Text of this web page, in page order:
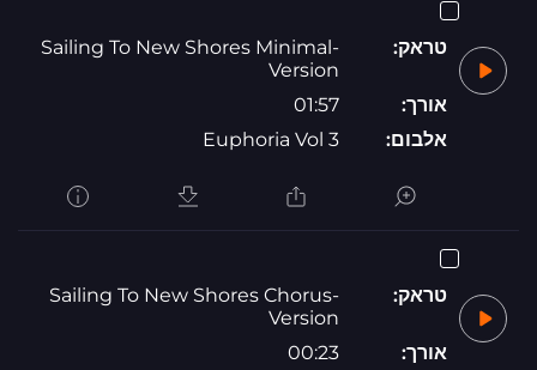
טראק:
Sailing To New Shores Minimal-
Version
אורך:
01:57
אלבום:
Euphoria Vol 3
טראק:
Sailing To New Shores Chorus-
Version
אורך:
00:23